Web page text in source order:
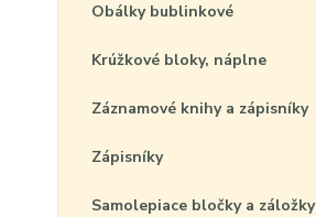
Obálky bublinkové
Krúžkové bloky, náplne
Záznamové knihy a zápisníky
Zápisníky
Samolepiace bločky a záložky